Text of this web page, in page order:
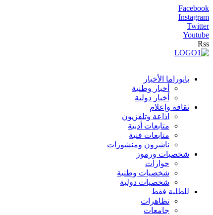
Facebook
Instagram
Twitter
Youtube
Rss
بانوراما الأخبار
أخبار وطنية
أخبار دولية
ثقافة وإعلام
اذاعة وتلفزيون
متابعات أدبية
متابعات فنية
ناشرون ومنشورات
شخصيات ورموز
حوارات
شخصيات وطنية
شخصيات دولية
للطلبة فقط
تظاهرات
جامعات